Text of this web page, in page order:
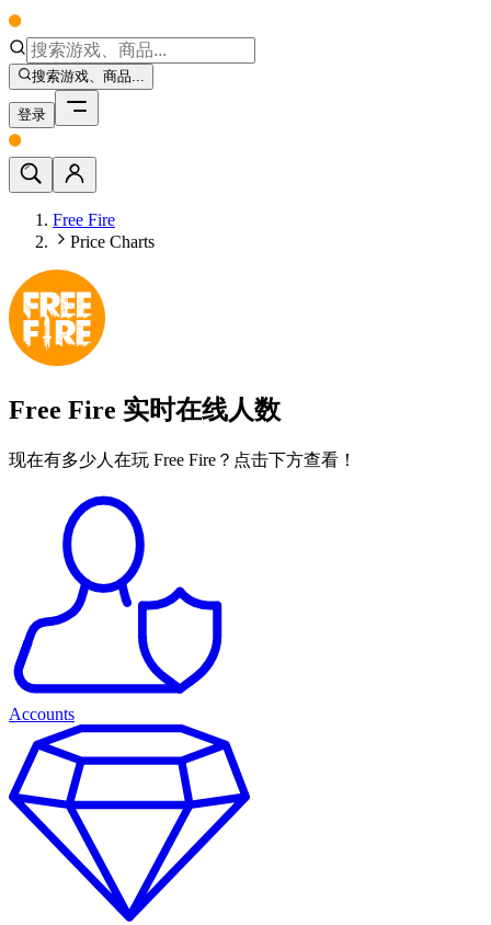
搜索游戏、商品...
登录
Free Fire
Price Charts
Free Fire 实时在线人数
现在有多少人在玩 Free Fire？点击下方查看！
Accounts